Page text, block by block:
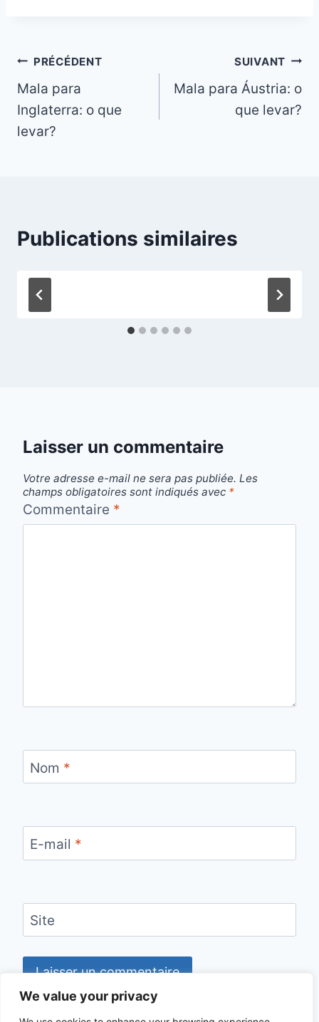
We value your privacy
Navigation
de
l’article
PRÉCÉDENT
Mala para
Inglaterra: o que
levar?
SUIVANT
Mala para Áustria: o
que levar?
Publications similaires
Laisser un commentaire
Votre adresse e-mail ne sera pas publiée. Les
champs obligatoires sont indiqués avec *
Commentaire *
Nom *
E-mail *
Site